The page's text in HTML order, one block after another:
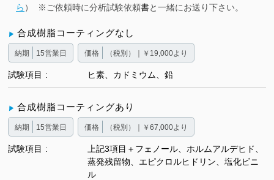
ら ） ※ご依頼時に分析試験依頼書と一緒にお送り下さい。
合成樹脂コーティングなし
納期 15営業日 価格 （税別）｜￥19,000より
試験項目 ヒ素、カドミウム、鉛
合成樹脂コーティングあり
納期 15営業日 価格 （税別）｜￥67,000より
試験項目
上記3項目＋フェノール、ホルムアルデヒド、
蒸発残留物、エピクロルヒドリン、塩化ビニ
ル